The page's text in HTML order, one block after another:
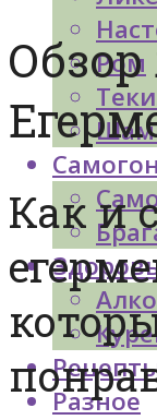
Ром
Самогон
Разное
Как и